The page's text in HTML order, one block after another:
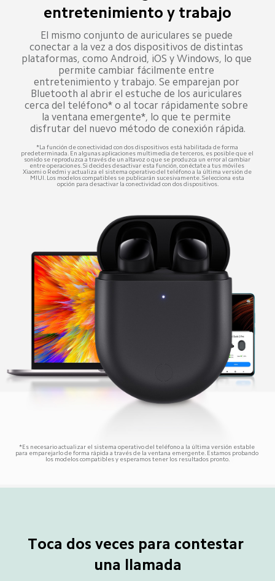
entretenimiento y trabajo
El mismo conjunto de auriculares se puede
conectar a la vez a dos dispositivos de distintas
plataformas, como Android, iOS y Windows, lo que
permite cambiar fácilmente entre
entretenimiento y trabajo. Se emparejan por
Bluetooth al abrir el estuche de los auriculares
cerca del teléfono* o al tocar rápidamente sobre
la ventana emergente*, lo que te permite
disfrutar del nuevo método de conexión rápida.
*La función de conectividad con dos dispositivos está habilitada de forma
predeterminada. En algunas aplicaciones multimedia de terceros, es posible que el
sonido se reproduzca a través de un altavoz o que se produzca un error al cambiar
entre operaciones. Si decides desactivar esta función, conéctate a tus móviles
Xiaomi o Redmi y actualiza el sistema operativo del teléfono a la última versión de
MIUI. Los modelos compatibles se publicarán sucesivamente. Selecciona esta
opción para desactivar la conectividad con dos dispositivos.
*Es necesario actualizar el sistema operativo del teléfono a la última versión estable
para emparejarlo de forma rápida a través de la ventana emergente. Estamos probando
los modelos compatibles y esperamos tener los resultados pronto.
Toca dos veces para contestar
una llamada